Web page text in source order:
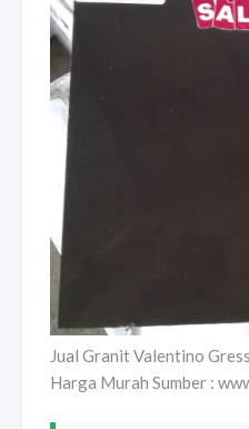
Jual Granit Valentino
Harga Murah Sumber :